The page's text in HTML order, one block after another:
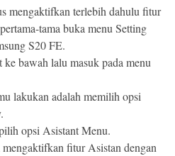
mengaktifkan terlebih dahulu fitur
tama buka menu Setting
S20 FE.
bawah lalu masuk pada menu
lakukan adalah memilih opsi
opsi Asistant Menu.
fitur Asistan dengan